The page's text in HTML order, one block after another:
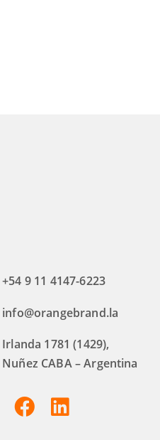
+54 9 11 4147-6223
info@orangebrand.la
Irlanda 1781 (1429),
Nuñez CABA – Argentina